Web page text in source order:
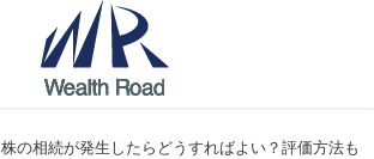
株の相続が発生したらどうすればよい？評価方法も